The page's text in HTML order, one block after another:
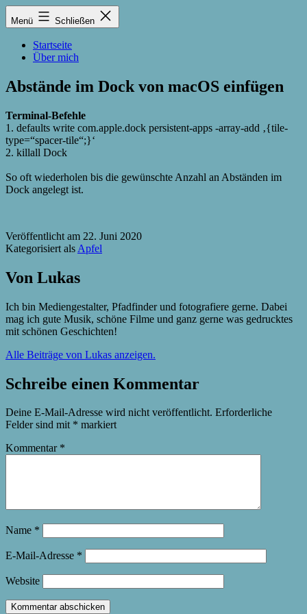
Zum
Inhalt
Lukas
Zintel-
Menü Schließen
Startseite
Über mich
Abstände im Dock von macOS einfügen
Terminal-Befehle
1. defaults write com.apple.dock persistent-apps -array-add ‚{tile-
type=“spacer-tile“;}‘
2. killall Dock
So oft wiederholen bis die gewünschte Anzahl an Abständen im
Dock angelegt ist.
Veröffentlicht am 22. Juni 2020
Kategorisiert als Apfel
Von Lukas
Ich bin Mediengestalter, Pfadfinder und fotografiere gerne. Dabei
mag ich gute Musik, schöne Filme und ganz gerne was gedrucktes
mit schönen Geschichten!
Alle Beiträge von Lukas anzeigen.
Schreibe einen Kommentar
Deine E-Mail-Adresse wird nicht veröffentlicht. Erforderliche
Felder sind mit * markiert
Kommentar *
Name *
E-Mail-Adresse *
Website